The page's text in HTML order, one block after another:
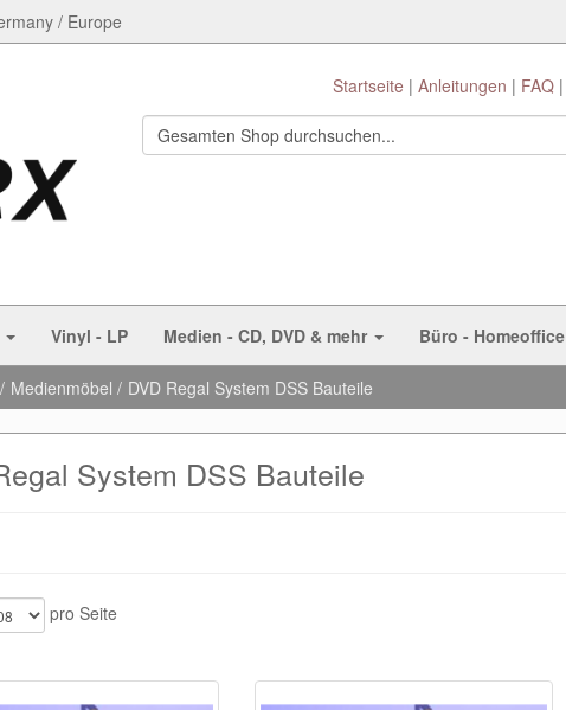
/ Europe
Startseite Anleitungen FAQ
Vinyl - LP Medien - CD, DVD & mehr Büro - Homeoffice
Medienmöbel DVD Regal System DSS Bauteile
System DSS Bauteile
pro Seite